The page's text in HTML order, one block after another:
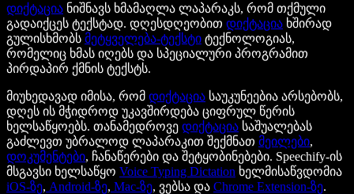
დიქტაცია ნიშნავს ხმამაღლა ლაპარაკს, რომ თქმული
გადაიქცეს ტექსტად. დღესდღეობით დიქტაცია ხშირად
გულისხმობს მეტყველება-ტექსტი ტექნოლოგიას,
რომელიც ხმას იღებს და სპეციალური პროგრამით
პირდაპირ ქმნის ტექსტს.
მიუხედავად იმისა, რომ დიქტაცია საუკუნეებია არსებობს,
დღეს ის მჭიდროდ უკავშირდება ციფრულ წერის
ხელსაწყოებს. თანამედროვე დიქტაცია საშუალებას
გაძლევთ უბრალოდ ლაპარაკით შექმნათ მეილები,
დოკუმენტები, ჩანაწერები და შეტყობინებები. Speechify-ის
მსგავსი ხელსაწყო Voice Typing Dictation ხელმისაწვდომია
iOS-ზე, Android-ზე, Mac-ზე, ვებსა და Chrome Extension-ზე.